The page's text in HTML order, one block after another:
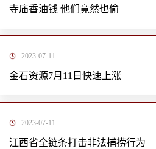
寺庙香油钱 他们竟然也偷
2023-07-11
金石资源7月11日快速上涨
2023-07-11
江西省全链条打击非法捕捞行为